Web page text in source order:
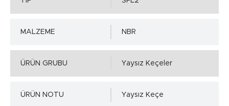
MALZEME NBR
ÜRÜN GRUBU Yaysız Keçeler
ÜRÜN NOTU Yaysız Keçe